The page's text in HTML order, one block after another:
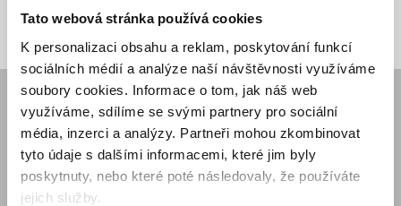
Tato webová stránka používá cookies
K personalizaci obsahu a reklam, poskytování funkcí
sociálních médií a analýze naší návštěvnosti využíváme
soubory cookies. Informace o tom, jak náš web
využíváme, sdílíme se svými partnery pro sociální
média, inzerci a analýzy. Partneři mohou zkombinovat
tyto údaje s dalšími informacemi, které jim byly
poskytnuty, nebo které poté následovaly, že používáte
jejich služby.
mailová
adresa
mailová
adresa
Vaše e-mailová adresa Přihlásit se
E-SHOP
Aktuality
Naši autoři
Obchodní podmínky
Jak nakoupit
Knižní novinky
Dárkové poukazy
Affiliate program